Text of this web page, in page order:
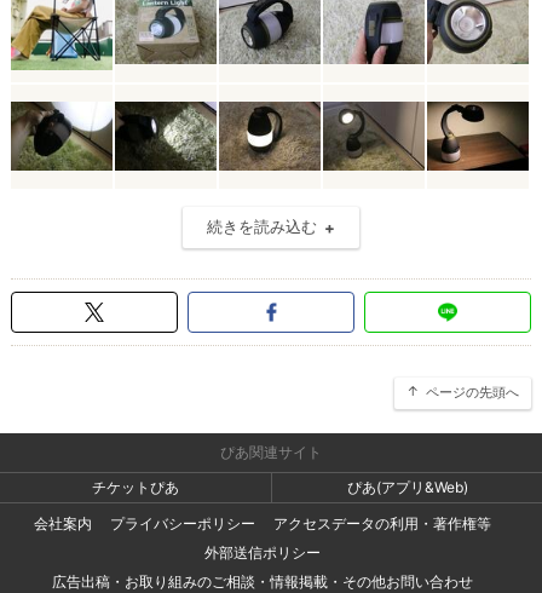
続きを読み込む
ページの先頭へ
ぴあ関連サイト
チケットぴあ
ぴあ(アプリ&Web)
会社案内
プライバシーポリシー
アクセスデータの利用・著作権等
外部送信ポリシー
広告出稿・お取り組みのご相談・情報掲載・その他お問い合わせ